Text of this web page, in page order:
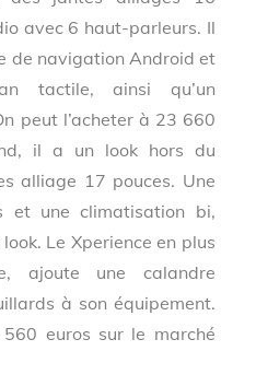
avec 6 haut-parleurs. Il
de navigation Android et
tactile, ainsi qu’un
peut l’acheter à 23 660
il a un look hors du
alliage 17 pouces. Une
et une climatisation bi,
Le Xperience en plus
ajoute une calandre
à son équipement.
euros sur le marché